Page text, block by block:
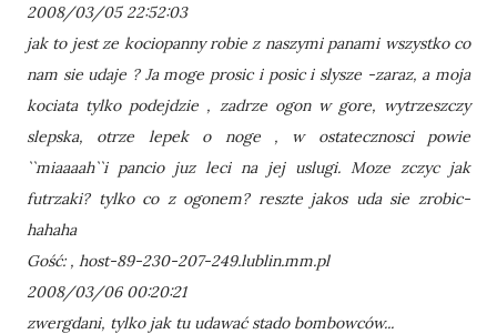
2008/03/05 22:52:03
jak to jest ze kociopanny robie z naszymi panami wszystko co
nam sie udaje ? Ja moge prosic i posic i slysze -zaraz, a moja
kociata tylko podejdzie , zadrze ogon w gore, wytrzeszczy
slepska, otrze lepek o noge , w ostatecznosci powie
``miaaaah``i pancio juz leci na jej uslugi. Moze zczyc jak
futrzaki? tylko co z ogonem? reszte jakos uda sie zrobic-
hahaha
Gość: , host-89-230-207-249.lublin.mm.pl
2008/03/06 00:20:21
zwergdani, tylko jak tu udawać stado bombowców...